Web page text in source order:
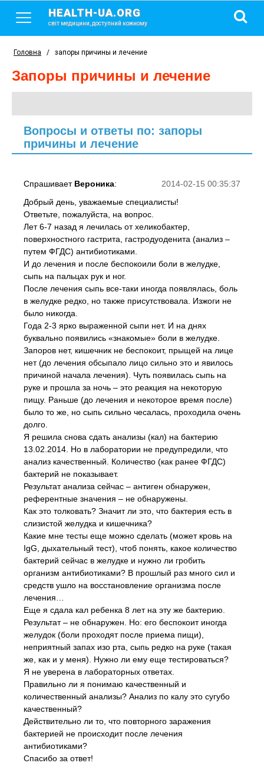
HEALTH-UA.ORG
світ медицини, доступний кожному
Головна / запоры причины и лечение
запоры причины и лечение
Вопросы и ответы по: запоры
причины и лечение
2014-02-15 00:35:37
Спрашивает Вероника:
Добрый день, уважаемые специалисты!
Ответьте, пожалуйста, на вопрос.
Лет 6-7 назад я лечилась от хеликобактер,
поверхностного гастрита, гастродуоденита (анализ –
путем ФГДС) антибиотиками.
И до лечения и после беспокоили боли в желудке,
сыпь на пальцах рук и ног.
После лечения сыпь все-таки иногда появлялась, боль
в желудке редко, но также присутствовала. Изжоги не
было никогда.
Года 2-3 ярко выраженной сыпи нет. И на днях
буквально появились «знакомые» боли в желудке.
Запоров нет, кишечник не беспокоит, прыщей на лице
нет (до лечения обсыпало лицо сильно это и явилось
причиной начала лечения). Чуть появилась сыпь на
руке и прошла за ночь – это реакция на некоторую
пищу. Раньше (до лечения и некоторое время после)
было то же, но сыпь сильно чесалась, проходила очень
долго.
Я решила снова сдать анализы (кал) на бактерию
13.02.2014. Но в лаборатории не предупредили, что
анализ качественный. Количество (как ранее ФГДС)
бактерий не показывает.
Результат анализа сейчас – антиген обнаружен,
референтные значения – не обнаружены.
Как это толковать? Значит ли это, что бактерия есть в
слизистой желудка и кишечника?
Какие мне тесты еще можно сделать (может кровь на
IgG, дыхательный тест), чтоб понять, какое количество
бактерий сейчас в желудке и нужно ли гробить
организм антибиотиками? В прошлый раз много сил и
средств ушло на восстановление организма после
лечения…
Еще я сдала кал ребенка 8 лет на эту же бактерию.
Результат – не обнаружен. Но: его беспокоит иногда
желудок (боли проходят после приема пищи),
неприятный запах изо рта, сыпь редко на руке (такая
же, как и у меня). Нужно ли ему еще тестироваться?
Я не уверена в лабораторных ответах.
Правильно ли я понимаю качественный и
количественный анализы? Анализ по калу это сугубо
качественный?
Действительно ли то, что повторного заражения
бактерией не происходит после лечения
антибиотиками?
Спасибо за ответ!